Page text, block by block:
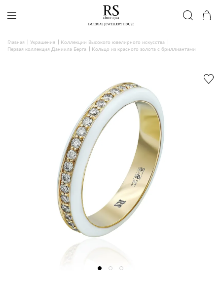
Главная Украшения
Коллекции Высокого ювелирного искусства
Первая коллекция Даниила Берга
Кольцо из красного золота с бриллиантами